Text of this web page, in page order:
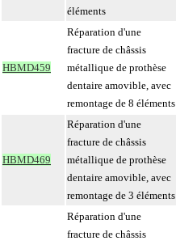
éléments
HBMD459
Réparation d'une
fracture de châssis
métallique de prothèse
dentaire amovible, avec
remontage de 8 éléments
HBMD469
Réparation d'une
fracture de châssis
métallique de prothèse
dentaire amovible, avec
remontage de 3 éléments
Réparation d'une
fracture de châssis